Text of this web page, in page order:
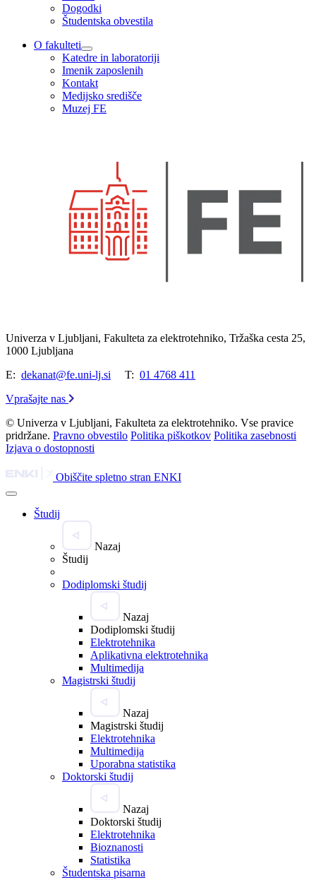
Dogodki
Študentska obvestila
O fakulteti
Katedre in laboratoriji
Imenik zaposlenih
Kontakt
Medijsko središče
Muzej FE
Univerza v Ljubljani, Fakulteta za elektrotehniko, Tržaška cesta 25,
1000 Ljubljana
E: dekanat@fe.uni-lj.si T: 01 4768 411
Vprašajte nas
© Univerza v Ljubljani, Fakulteta za elektrotehniko. Vse pravice
pridržane. Pravno obvestilo Politika piškotkov Politika zasebnosti
Izjava o dostopnosti
Obiščite spletno stran ENKI
Študij
Nazaj
Študij
Dodiplomski študij
Nazaj
Dodiplomski študij
Elektrotehnika
Aplikativna elektrotehnika
Multimedija
Magistrski študij
Nazaj
Magistrski študij
Elektrotehnika
Multimedija
Uporabna statistika
Doktorski študij
Nazaj
Doktorski študij
Elektrotehnika
Bioznanosti
Statistika
Študentska pisarna